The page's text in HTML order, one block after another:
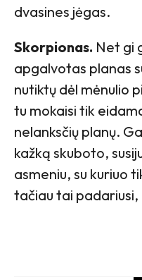
dvasines jėgas.
Skorpionas. Net gi
apgalvotas planas
nutiktų dėl mėnulio
tu mokaisi tik
nelanksčių planų.
kažką skuboto,
asmeniu, su kuriuo
tačiau tai padariusi,